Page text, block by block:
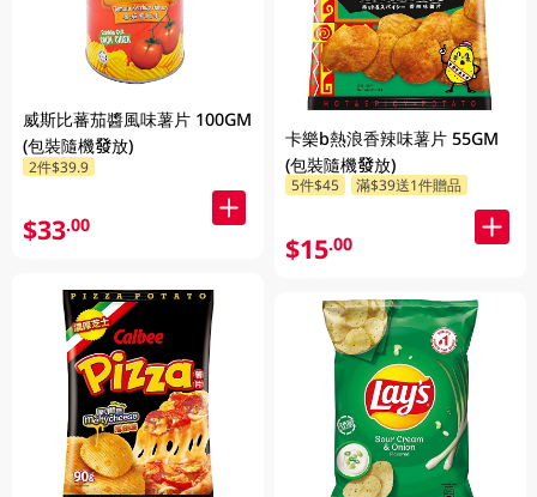
威斯比蕃茄醬風味薯片 100GM
(包裝隨機發放)
2件$39.9
$33.00
卡樂b熱浪香辣味薯片 55GM
(包裝隨機發放)
5件$45 滿$39送1件贈品
$15.00